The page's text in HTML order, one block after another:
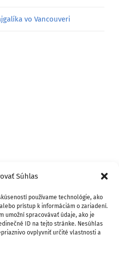
Súhlas
používame technológie, ako
prístup k informáciám o zariadení.
umožní spracovávať údaje, ako je
ID na tejto stránke. Nesúhlas
ovplyvniť určité vlastnosti a
vo Vancouveri